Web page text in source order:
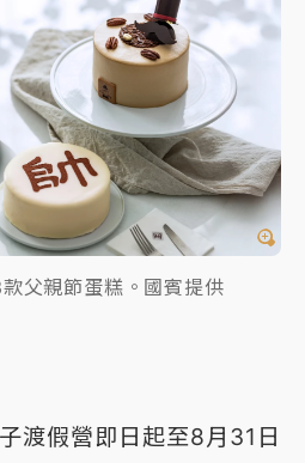
父親節蛋糕。國賓提供
渡假營即日起至8月31日